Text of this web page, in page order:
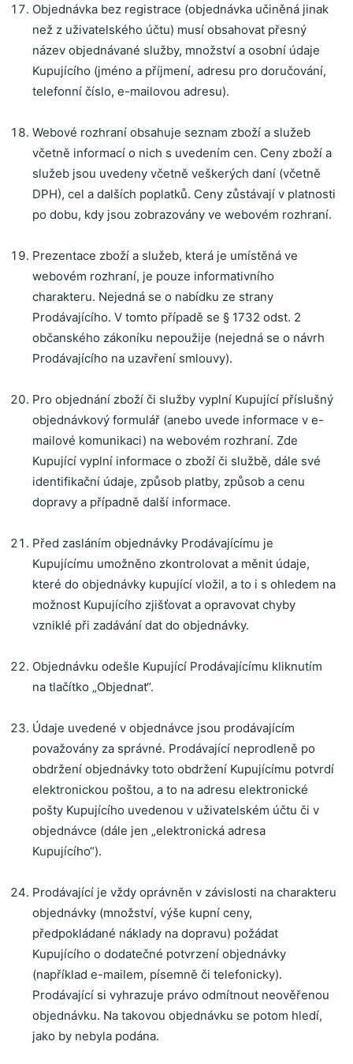
Objednávka bez registrace (objednávka učiněná jinak
než z uživatelského účtu) musí obsahovat přesný
název objednávané služby, množství a osobní údaje
Kupujícího (jméno a příjmení, adresu pro doručování,
telefonní číslo, e-mailovou adresu).
Webové rozhraní obsahuje seznam zboží a služeb
včetně informací o nich s uvedením cen. Ceny zboží a
služeb jsou uvedeny včetně veškerých daní (včetně
DPH), cel a dalších poplatků. Ceny zůstávají v platnosti
po dobu, kdy jsou zobrazovány ve webovém rozhraní.
Prezentace zboží a služeb, která je umístěná ve
webovém rozhraní, je pouze informativního
charakteru. Nejedná se o nabídku ze strany
Prodávajícího. V tomto případě se § 1732 odst. 2
občanského zákoníku nepoužije (nejedná se o návrh
Prodávajícího na uzavření smlouvy).
Pro objednání zboží či služby vyplní Kupující příslušný
objednávkový formulář (anebo uvede informace v e-
mailové komunikaci) na webovém rozhraní. Zde
Kupující vyplní informace o zboží či službě, dále své
identifikační údaje, způsob platby, způsob a cenu
dopravy a případně další informace.
Před zasláním objednávky Prodávajícímu je
Kupujícímu umožněno zkontrolovat a měnit údaje,
které do objednávky kupující vložil, a to i s ohledem na
možnost Kupujícího zjišťovat a opravovat chyby
vzniklé při zadávání dat do objednávky.
Objednávku odešle Kupující Prodávajícímu kliknutím
na tlačítko „Objednat“.
Údaje uvedené v objednávce jsou prodávajícím
považovány za správné. Prodávající neprodleně po
obdržení objednávky toto obdržení Kupujícímu potvrdí
elektronickou poštou, a to na adresu elektronické
pošty Kupujícího uvedenou v uživatelském účtu či v
objednávce (dále jen „elektronická adresa
Kupujícího“).
Prodávající je vždy oprávněn v závislosti na charakteru
objednávky (množství, výše kupní ceny,
předpokládané náklady na dopravu) požádat
Kupujícího o dodatečné potvrzení objednávky
(například e-mailem, písemně či telefonicky).
Prodávající si vyhrazuje právo odmítnout neověřenou
objednávku. Na takovou objednávku se potom hledí,
jako by nebyla podána.